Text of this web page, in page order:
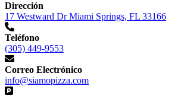
Dirección
17 Westward Dr Miami Springs, FL 33166
Teléfono
(305) 449-9553
Correo Electrónico
info@siamopizza.com